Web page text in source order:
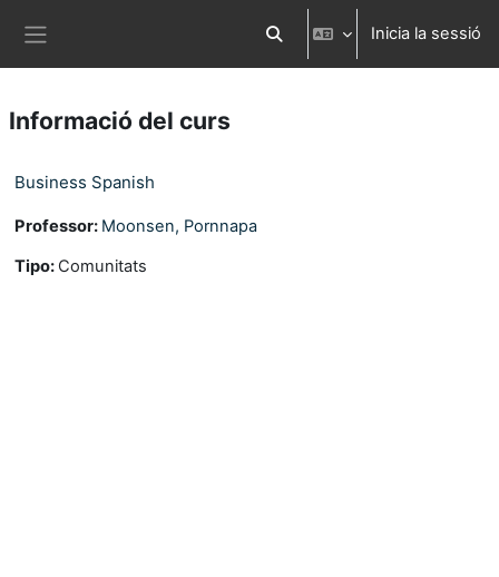
Commuta l'entrada de la cerca
Inicia la sessió
Informació del curs
Business Spanish
Professor: Moonsen, Pornnapa
Tipo: Comunitats